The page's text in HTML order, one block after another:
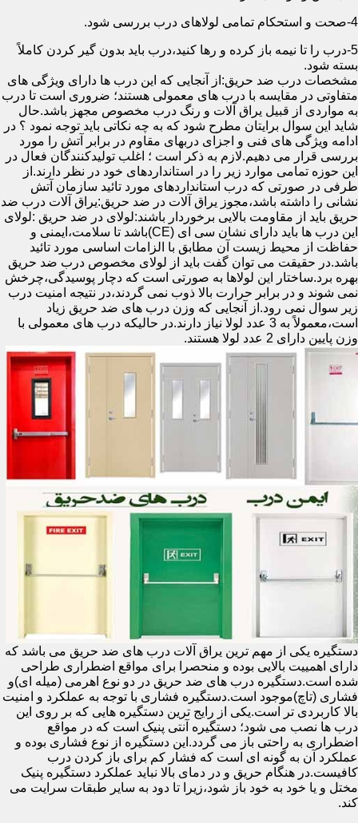
4-صحت و استحکام تمامی لولاهای درب بررسی شود.
5-درب را تا نیمه باز کرده و رها کنید،درب باید بدون گیر کردن کاملاً
بسته شود.
مشخصات درب ضد حریق:از آنجایی که این درب ها دارای ویژگی های
متفاوتی در مقایسه با درب های معمولی هستند؛ ضروری است تا درب
به مواردی از قبیل یراق آلات و رنگ درب مخصوص مجهز باشد.حال
شاید این سوال برایتان مطرح شود که به چه نکاتی باید توجه نمود ؟ در
ادامه ویژگی های فنی و اجزای دربهای مقاوم در برابر آتش را مورد
بررسی قرار می دهیم.لازم به ذکر است ؛ اغلب تولیدکنندگان فعال در
این حوزه تمامی موارد زیر را در استانداردهای خود در نظر دارند.از
طرفی در صورتی که درب استانداردهای مورد تائید سازمان آتش
نشانی را داشته باشد،مجوز یراق آلات در ضد حریق:یراق آلات درب ضد
حریق باید از مقاومت بالایی برخوردار باشند:لولای در ضد حریق :لولای
این درب ها باید دارای نشان سی ای (CE)باشد تا سلامت،ایمنی و
حفاظت از محیط زیست آن مطابق با الزامات اساسی مورد تائید
باشد.در حقیقت می توان گفت باید از لولای مخصوص درب ضد حریق
بهره برد.ساختار این لولاها به صورتی است که دچار پوسیدگی،چرخش
نمی شوند و در برابر حرارت بالا ذوب نمی گردند،در نتیجه امنیت درب
زیر سوال نمی رود.از آنجایی که وزن درب های ضد حریق زیاد
است،معمولاً به 3 عدد لولا نیاز دارند.در حالیکه درب های معمولی با
وزن پایین دارای 2 عدد لولا هستند.
دستگیره یکی از مهم ترین یراق آلات درب های ضد حریق می باشد که
دارای اهمییت بالایی بوده و منحصرا برای مواقع اضطراری طراحی
شده است.دستگیره درب های ضد حریق در دو نوع اهرمی (میله ای)و
فشاری (تاچ)موجود است.دستگیره فشاری با توجه به عملکرد و امنیت
بالا کاربردی تر است.یکی از رایج ترین دستگیره هایی که بر روی این
درب ها نصب می شود؛ دستگیره آنتی پنیک است که در مواقع
اضطراری به راحتی باز می گردد.این دستگیره از نوع فشاری بوده و
عملکرد آن به گونه ای است که فشار کم برای باز کردن درب
کافیست.در هنگام حریق و در دمای بالا نباید عملکرد دستگیره پنیک
مختل و یا خود به خود باز شود،زیرا تا دود به سایر طبقات سرایت می
کند.